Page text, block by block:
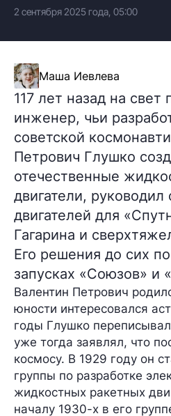
2 сентября 2025 года, 05:00
Маша Иевлева
117 лет назад на свет
инженер, чьи
советской
Петрович Глушко
отечественные
двигатели, руководил
двигателей для
Гагарина и
Его решения до сих
запусках «Союзов» и
Валентин Петрович
юности интересовался
годы Глушко
уже тогда заявлял, что
космосу. В 1929 году он
группы по разработке
жидкостных ракетных
началу 1930-х в его